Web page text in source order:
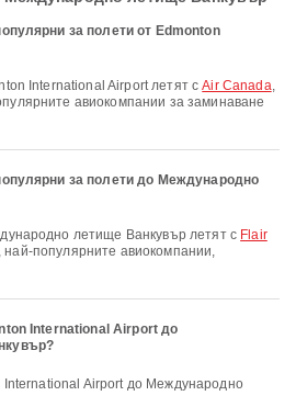
за полети от Edmonton
International Airport летят сAir Canada,
авиокомпании за заминаване
за полети до Международно
летище Ванкувър летят с Flair
най-популярните авиокомпании,
International Airport до